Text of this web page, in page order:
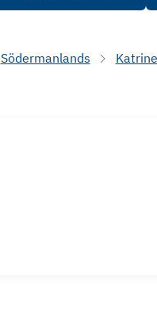
Södermanlands